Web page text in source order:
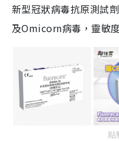
新型冠狀病毒抗原測試
及Omicorn病毒，靈敏
點